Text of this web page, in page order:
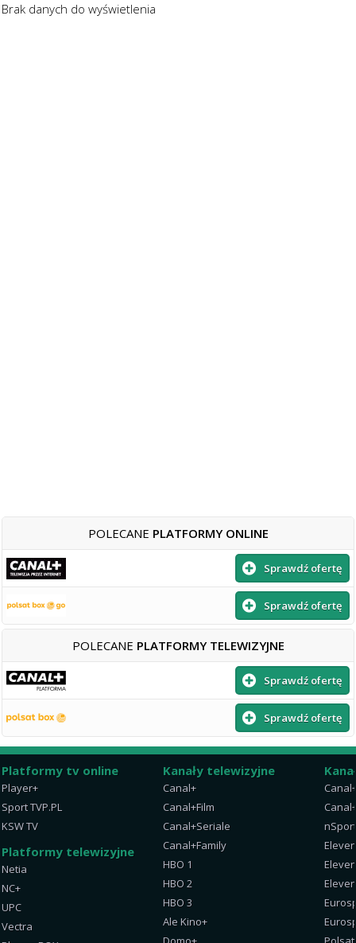
Brak danych do wyświetlenia
POLECANE PLATFORMY ONLINE
Sprawdź ofertę
Sprawdź ofertę
POLECANE PLATFORMY TELEWIZYJNE
Sprawdź ofertę
Sprawdź ofertę
Platformy tv online
Player+
Sport TVP.PL
KSW TV
Platformy telewizyjne
Netia
NC+
UPC
Vectra
Kanały telewizyjne
Canal+
Canal+Film
Canal+Seriale
Canal+Family
HBO 1
HBO 2
HBO 3
Ale Kino+